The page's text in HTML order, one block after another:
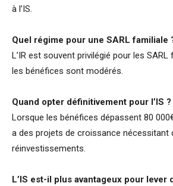
à l’IS.
Quel régime pour une SARL familiale
L’IR est souvent privilégié pour les
les bénéfices sont modérés.
Quand opter définitivement pour l’IS ?
Lorsque les bénéfices dépassent 80
a des projets de croissance nécessitant
réinvestissements.
L’IS est-il plus avantageux pour lever